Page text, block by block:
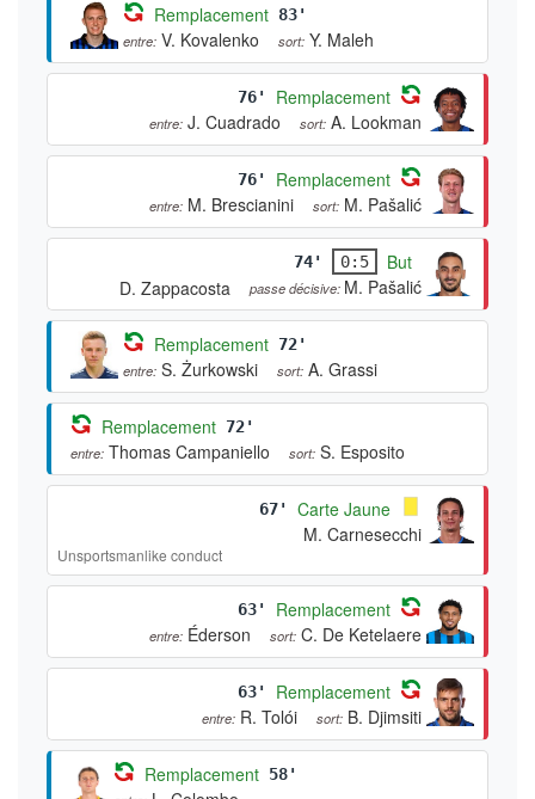
Remplacement 83'
entre: V. Kovalenko sort: Y. Maleh
76' Remplacement
entre: J. Cuadrado sort: A. Lookman
76' Remplacement
entre: M. Brescianini sort: M. Pašalić
74' 0:5
But
D. Zappacosta
passe décisive: M. Pašalić
Remplacement 72'
entre: S. Żurkowski sort: A. Grassi
Remplacement 72'
entre: Thomas Campaniello sort: S. Esposito
67'
Carte Jaune
M. Carnesecchi
Unsportsmanlike conduct
63' Remplacement
entre: Éderson sort: C. De Ketelaere
63' Remplacement
entre: R. Tolói sort: B. Djimsiti
Remplacement 58'